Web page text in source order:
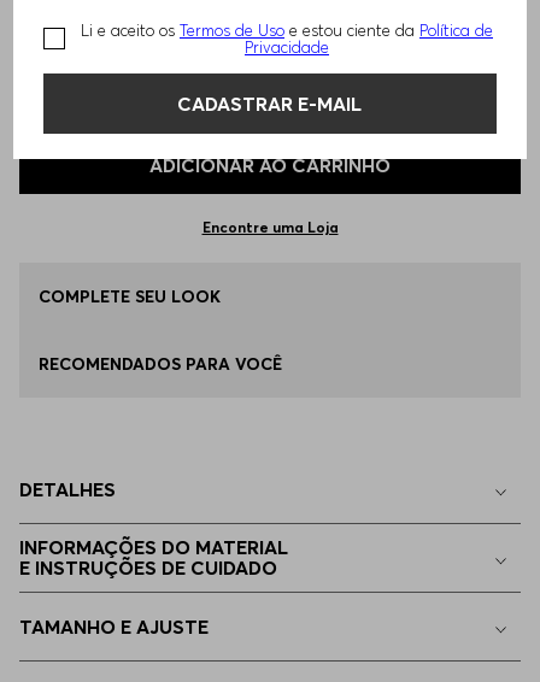
Li e aceito os Termos de Uso e estou ciente da Política de
Privacidade
CADASTRAR E-MAIL
TAMANHO -54 Informações do Tamanho
50
52
46 Indisponível
56 Indisponível
ADICIONAR AO CARRINHO
Encontre uma Loja
COMPLETE SEU LOOK
RECOMENDADOS PARA VOCÊ
DETALHES
INFORMAÇÕES DO MATERIAL
E INSTRUÇÕES DE CUIDADO
TAMANHO E AJUSTE